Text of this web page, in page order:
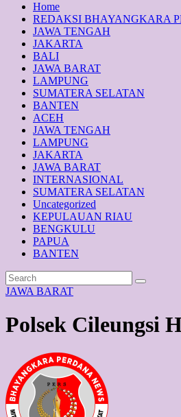
Home
REDAKSI BHAYANGKARA
JAWA TENGAH
JAKARTA
BALI
JAWA BARAT
LAMPUNG
SUMATERA SELATAN
BANTEN
ACEH
JAWA TENGAH
LAMPUNG
JAKARTA
JAWA BARAT
INTERNASIONAL
SUMATERA SELATAN
Uncategorized
KEPULAUAN RIAU
BENGKULU
PAPUA
BANTEN
JAWA BARAT
Polsek Cileungsi